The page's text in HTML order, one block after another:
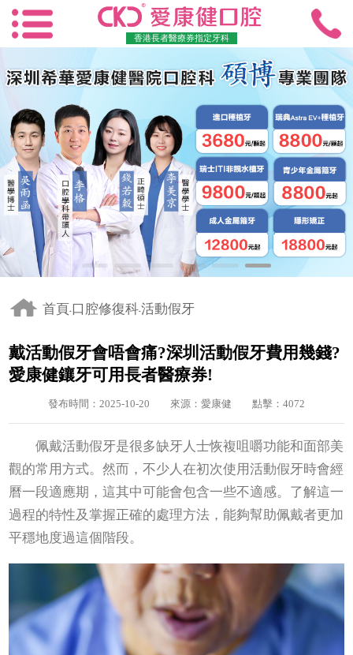
香港長者醫療券指定牙科
首頁-口腔修復科-活動假牙
戴活動假牙會唔會痛?深圳活動假牙費用幾錢?
愛康健鑲牙可用長者醫療券!
發布時間：2025-10-20 來源：愛康健 點擊：4072
佩戴活動假牙是很多缺牙人士恢複咀嚼功能和面部美
觀的常用方式。然而，不少人在初次使用活動假牙時會經
曆一段適應期，這其中可能會包含一些不適感。了解這一
過程的特性及掌握正確的處理方法，能夠幫助佩戴者更加
平穩地度過這個階段。